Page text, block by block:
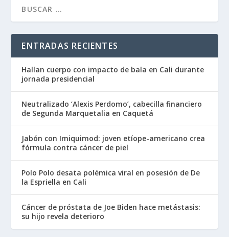
ENTRADAS RECIENTES
Hallan cuerpo con impacto de bala en Cali durante
jornada presidencial
Neutralizado ‘Alexis Perdomo’, cabecilla financiero
de Segunda Marquetalia en Caquetá
Jabón con Imiquimod: joven etíope-americano crea
fórmula contra cáncer de piel
Polo Polo desata polémica viral en posesión de De
la Espriella en Cali
Cáncer de próstata de Joe Biden hace metástasis:
su hijo revela deterioro